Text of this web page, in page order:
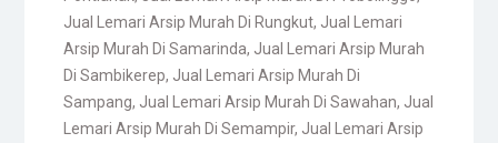
Jual Lemari Arsip Murah Di Rungkut, Jual Lemari
Arsip Murah Di Samarinda, Jual Lemari Arsip Murah
Di Sambikerep, Jual Lemari Arsip Murah Di
Sampang, Jual Lemari Arsip Murah Di Sawahan, Jual
Lemari Arsip Murah Di Semampir, Jual Lemari Arsip